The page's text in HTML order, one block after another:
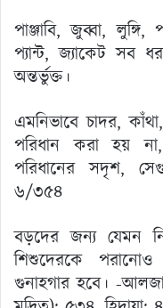
পাঞ্জাবি, জুব্বা, লুঙ্গি,
প্যান্ট, জ্যাকেট সব
অন্তর্ভুক্ত।
এমনিভাবে চাদর,
পরিধান করা হয়
পরিধানের সদৃশ,
৬/৩৫৪
বড়দের জন্য যেমন
শিশুদেরকে
গুনাহগার হবে। -